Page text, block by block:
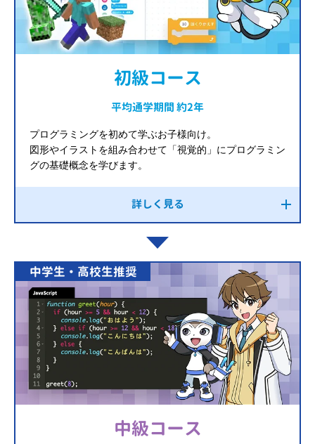
初級コース
平均通学期間 約2年
プログラミングを初めて学ぶお子様向け。
図形やイラストを組み合わせて「視覚的」にプログラミン
グの基礎概念を学びます。
詳しく見る
中学生・高校生推奨
中級コース